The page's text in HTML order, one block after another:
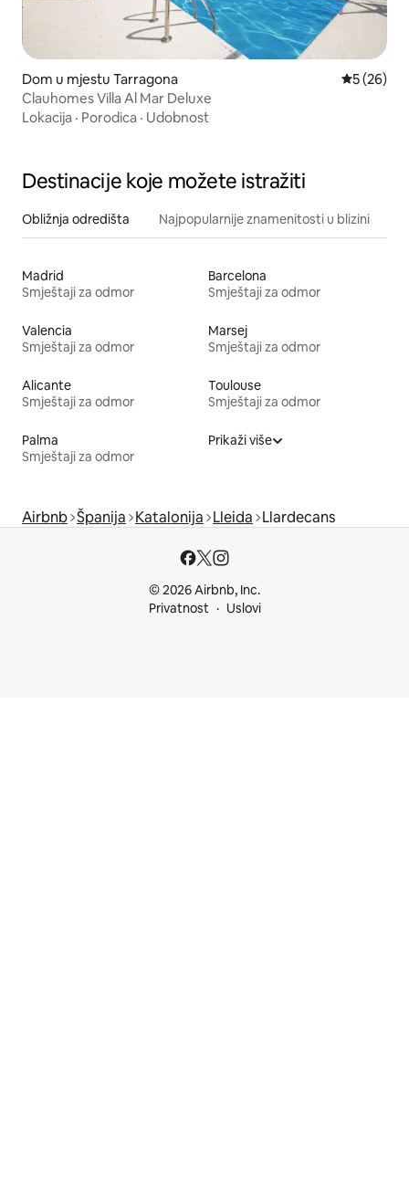
Dom u mjestu Tarragona Prosječna
5 (26)
Clauhomes Villa Al Mar Deluxe
Lokacija · Porodica · Udobnost
Destinacije koje možete istražiti
Obližnja odredišta Najpopularnije znamenitosti u blizini
Madrid
Smještaji za odmor
Barcelona
Smještaji za odmor
Valencia
Smještaji za odmor
Marsej
Smještaji za odmor
Alicante
Smještaji za odmor
Toulouse
Smještaji za odmor
Palma
Smještaji za odmor
Prikaži više
Airbnb Španija Katalonija Lleida Llardecans
© 2026 Airbnb, Inc.
Privatnost
Uslovi